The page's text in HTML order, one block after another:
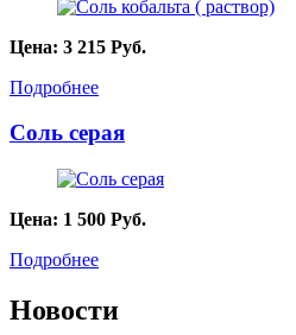
Цена: 3 215 Руб.
Подробнее
Соль серая
Цена: 1 500 Руб.
Подробнее
Новости